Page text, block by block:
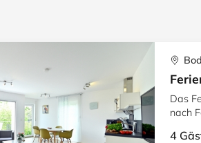
Das
nach
4